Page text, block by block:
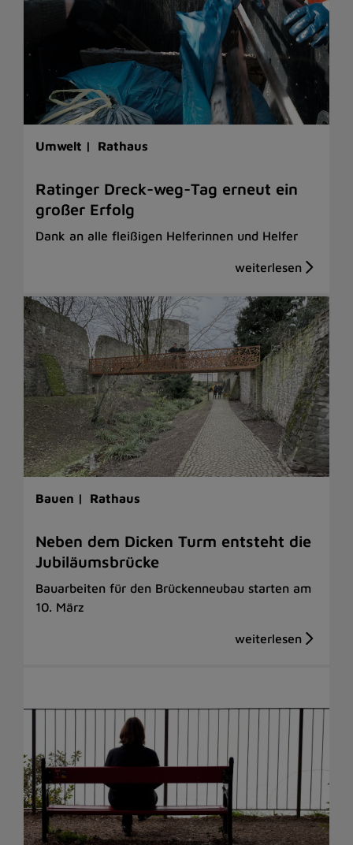
Umwelt | Rathaus
Ratinger Dreck-weg-Tag erneut ein
großer Erfolg
Dank an alle fleißigen Helferinnen und Helfer
Bauen | Rathaus
Neben dem Dicken Turm entsteht die
Jubiläumsbrücke
Bauarbeiten für den Brückenneubau starten am
10. März